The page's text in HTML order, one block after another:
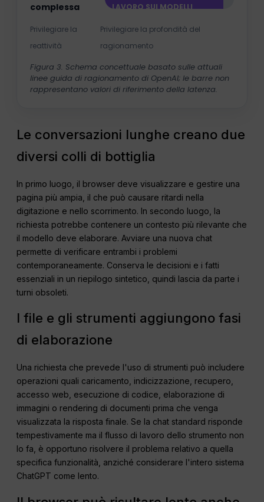
complessa
LAVORO SUI MODELLI
Privilegiare la
reattività
Privilegiare la profondità del
ragionamento
Figura 3. Schema concettuale basato sulle attuali
linee guida di ragionamento di OpenAI; le barre non
rappresentano valori di riferimento della latenza.
Le conversazioni lunghe creano due
diversi colli di bottiglia
In primo luogo, il browser deve visualizzare e gestire una
pagina più ampia, il che può causare ritardi nella
digitazione e nello scorrimento. In secondo luogo, la
richiesta potrebbe contenere un contesto più rilevante che
il modello deve elaborare. Avviare una nuova chat
permette di verificare entrambi i problemi
contemporaneamente. Conserva le decisioni e i fatti
essenziali in un riepilogo sintetico, quindi lascia da parte i
turni obsoleti.
I file e gli strumenti aggiungono fasi
di elaborazione
Una richiesta che prevede l'uso di strumenti può includere
operazioni quali caricamento, indicizzazione, recupero,
accesso web, esecuzione di codice, elaborazione di
immagini o rendering di documenti prima che venga
visualizzata la risposta finale. Se la chat standard risponde
tempestivamente ma il flusso di lavoro dello strumento non
lo fa, è opportuno risolvere il problema relativo a quella
specifica funzionalità, anziché considerare l'intero sistema
ChatGPT come lento.